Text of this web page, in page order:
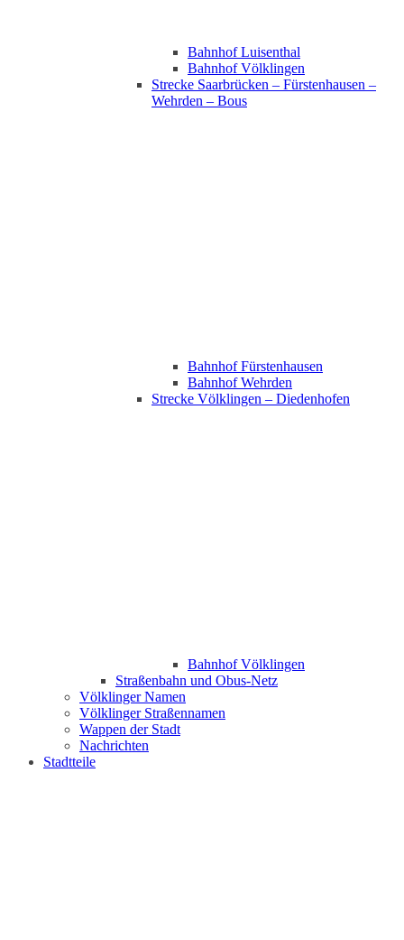
Bahnhof Luisenthal
Bahnhof Völklingen
Strecke Saarbrücken – Fürstenhausen –
Wehrden – Bous
Bahnhof Fürstenhausen
Bahnhof Wehrden
Strecke Völklingen – Diedenhofen
Bahnhof Völklingen
Straßenbahn und Obus-Netz
Völklinger Namen
Völklinger Straßennamen
Wappen der Stadt
Nachrichten
Stadtteile